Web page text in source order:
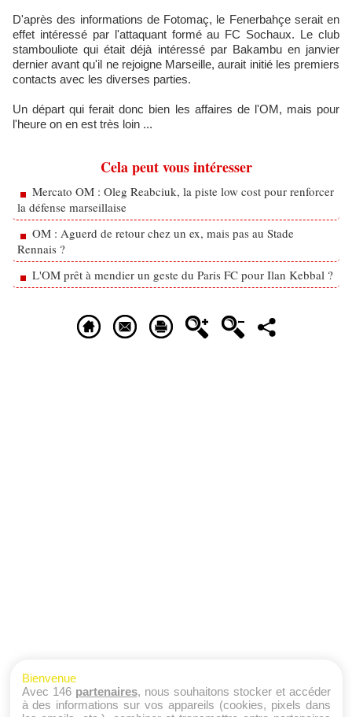
D'après des informations de Fotomaç, le Fenerbahçe serait en
effet intéressé par l'attaquant formé au FC Sochaux. Le club
stambouliote qui était déjà intéressé par Bakambu en janvier
dernier avant qu'il ne rejoigne Marseille, aurait initié les premiers
contacts avec les diverses parties.
Un départ qui ferait donc bien les affaires de l'OM, mais pour
l'heure on en est très loin ...
Cela peut vous intéresser
Mercato OM : Oleg Reabciuk, la piste low cost pour renforcer
la défense marseillaise
OM : Aguerd de retour chez un ex, mais pas au Stade
Rennais ?
L'OM prêt à mendier un geste du Paris FC pour Ilan Kebbal ?
Bienvenue
Avec 146 partenaires, nous souhaitons stocker et accéder
à des informations sur vos appareils (cookies, pixels dans